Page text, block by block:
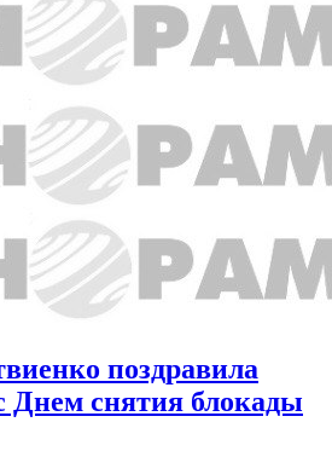
поздравила
Днем снятия блокады